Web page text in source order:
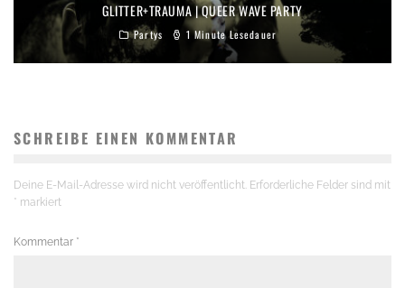
GLITTER+TRAUMA | QUEER WAVE PARTY
Partys 1 Minute Lesedauer
SCHREIBE EINEN KOMMENTAR
Deine E-Mail-Adresse wird nicht veröffentlicht. Erforderliche Felder sind mit
* markiert
Kommentar *